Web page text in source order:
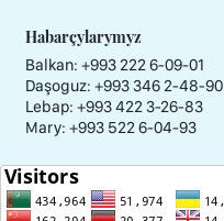
Habarçylarymyz
Balkan: +993 222 6-09-01
Daşoguz: +993 346 2-48-90
Lebap: +993 422 3-26-83
Mary: +993 522 6-04-93